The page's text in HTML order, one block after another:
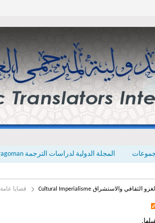
المجلة الدولية لدراسات الترجمة Dragoman
الغزو الثقافي والاستشراق Cultural Imperialisme قضايا عامة General Issues